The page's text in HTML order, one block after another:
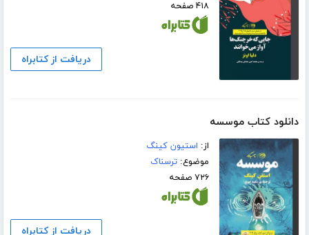
۴۱۸ صفحه
دریافت از کتابراه
دانلود کتاب موسسه
از: استیون کینگ
موضوع:ترسناک
۷۲۶ صفحه
دریافت از کتابراه